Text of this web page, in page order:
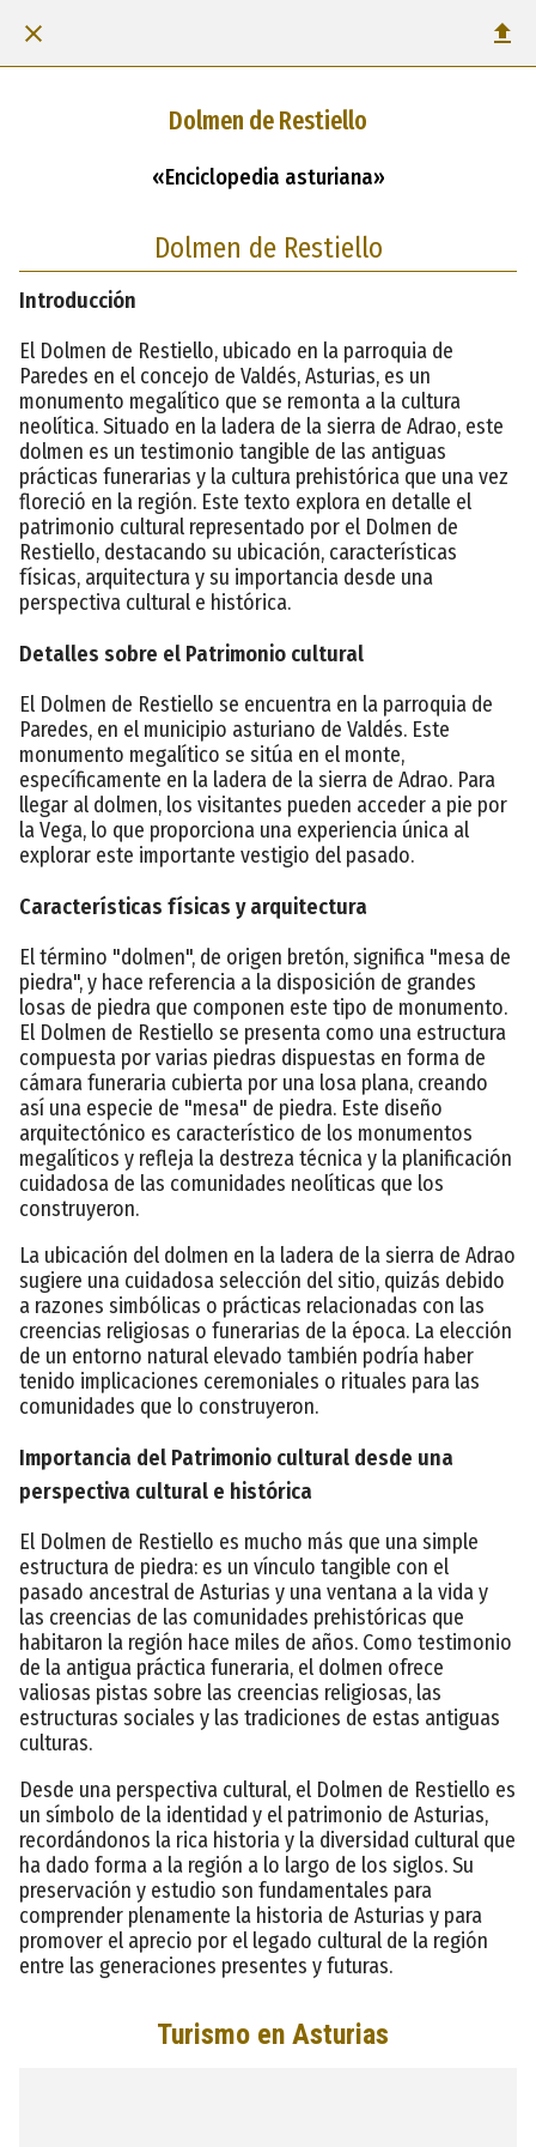
Dolmen de Restiello
«Enciclopedia asturiana»
Dolmen de Restiello
Introducción
El Dolmen de Restiello, ubicado en la parroquia de
Paredes en el concejo de Valdés, Asturias, es un
monumento megalítico que se remonta a la cultura
neolítica. Situado en la ladera de la sierra de Adrao, este
dolmen es un testimonio tangible de las antiguas
prácticas funerarias y la cultura prehistórica que una vez
floreció en la región. Este texto explora en detalle el
patrimonio cultural representado por el Dolmen de
Restiello, destacando su ubicación, características
físicas, arquitectura y su importancia desde una
perspectiva cultural e histórica.
Detalles sobre el Patrimonio cultural
El Dolmen de Restiello se encuentra en la parroquia de
Paredes, en el municipio asturiano de Valdés. Este
monumento megalítico se sitúa en el monte,
específicamente en la ladera de la sierra de Adrao. Para
llegar al dolmen, los visitantes pueden acceder a pie por
la Vega, lo que proporciona una experiencia única al
explorar este importante vestigio del pasado.
Características físicas y arquitectura
El término "dolmen", de origen bretón, significa "mesa de
piedra", y hace referencia a la disposición de grandes
losas de piedra que componen este tipo de monumento.
El Dolmen de Restiello se presenta como una estructura
compuesta por varias piedras dispuestas en forma de
cámara funeraria cubierta por una losa plana, creando
así una especie de "mesa" de piedra. Este diseño
arquitectónico es característico de los monumentos
megalíticos y refleja la destreza técnica y la planificación
cuidadosa de las comunidades neolíticas que los
construyeron.
La ubicación del dolmen en la ladera de la sierra de Adrao
sugiere una cuidadosa selección del sitio, quizás debido
a razones simbólicas o prácticas relacionadas con las
creencias religiosas o funerarias de la época. La elección
de un entorno natural elevado también podría haber
tenido implicaciones ceremoniales o rituales para las
comunidades que lo construyeron.
Importancia del Patrimonio cultural desde una
perspectiva cultural e histórica
El Dolmen de Restiello es mucho más que una simple
estructura de piedra: es un vínculo tangible con el
pasado ancestral de Asturias y una ventana a la vida y
las creencias de las comunidades prehistóricas que
habitaron la región hace miles de años. Como testimonio
de la antigua práctica funeraria, el dolmen ofrece
valiosas pistas sobre las creencias religiosas, las
estructuras sociales y las tradiciones de estas antiguas
culturas.
Desde una perspectiva cultural, el Dolmen de Restiello es
un símbolo de la identidad y el patrimonio de Asturias,
recordándonos la rica historia y la diversidad cultural que
ha dado forma a la región a lo largo de los siglos. Su
preservación y estudio son fundamentales para
comprender plenamente la historia de Asturias y para
promover el aprecio por el legado cultural de la región
entre las generaciones presentes y futuras.